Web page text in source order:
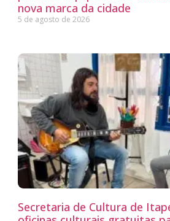
nova marca da cidade
5 de agosto de 2026
Secretaria de Cultura de